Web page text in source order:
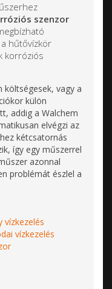
szenzor
hűtővízkör
korróziós
költségesek, vagy a
külön
addig a Walchem
elvégzi az
kétcsatornás
így egy műszerrel
azonnal
problémát észlel a
vízkezelés